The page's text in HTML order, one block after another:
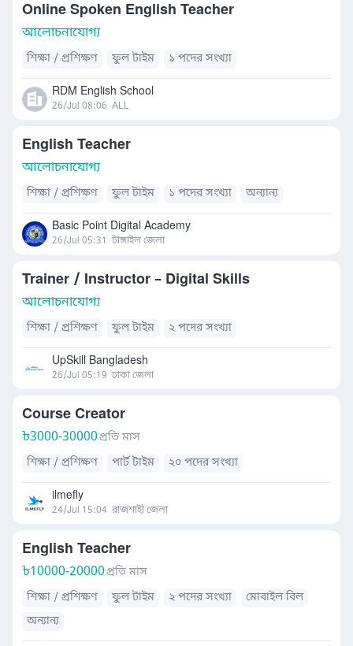
Online Spoken English Teacher
আলোচনাযোগ্য
শিক্ষা / প্রশিক্ষণ ফুল টাইম ১ পদের সংখ্যা
RDM English School
26/Jul 08:06 ALL
English Teacher
আলোচনাযোগ্য
শিক্ষা / প্রশিক্ষণ ফুল টাইম ১ পদের সংখ্যা অন্যান্য
Basic Point Digital Academy
26/Jul 05:31 টাঙ্গাইল জেলা
Trainer / Instructor – Digital Skills
আলোচনাযোগ্য
শিক্ষা / প্রশিক্ষণ ফুল টাইম ২ পদের সংখ্যা
UpSkill Bangladesh
26/Jul 05:19 ঢাকা জেলা
Course Creator
৳3000-30000প্রতি মাস
শিক্ষা / প্রশিক্ষণ
পার্ট টাইম ২০ পদের সংখ্যা
ilmefly
24/Jul 15:04 রাজশাহী জেলা
English Teacher
৳10000-20000প্রতি মাস
শিক্ষা / প্রশিক্ষণ
ফুল টাইম ২ পদের সংখ্যা
মোবাইল বিল
অন্যান্য